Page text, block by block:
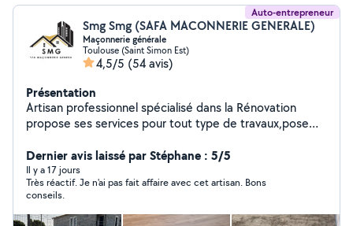
Auto-entrepreneur
Smg Smg (SAFA MACONNERIE GENERALE)
Maçonnerie générale
Toulouse (Saint Simon Est)
4,5/5 (54 avis)
Présentation
Artisan professionnel spécialisé dans la Rénovation
propose ses services pour tout type de travaux,pose
revêtement de sol, plomberie, électricité, maçonnerie,
Dernier avis laissé par Stéphane : 5/5
Il y a 17 jours
Très réactif. Je n'ai pas fait affaire avec cet artisan. Bons
conseils.